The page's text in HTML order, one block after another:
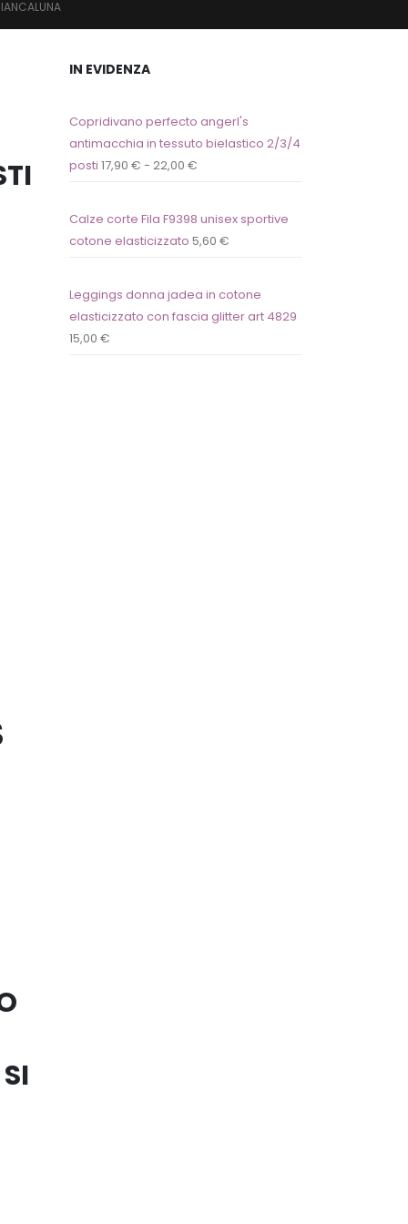
IN EVIDENZA
Copridivano perfecto angerl's
antimacchia in tessuto bielastico 2/3/4
posti 17,90 € - 22,00 €
Calze corte Fila F9398 unisex sportive
cotone elasticizzato 5,60 €
Leggings donna jadea in cotone
elasticizzato con fascia glitter art 4829
15,00 €